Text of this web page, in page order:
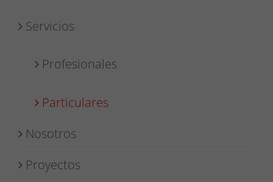
Servicios
Profesionales
Particulares
Nosotros
Proyectos